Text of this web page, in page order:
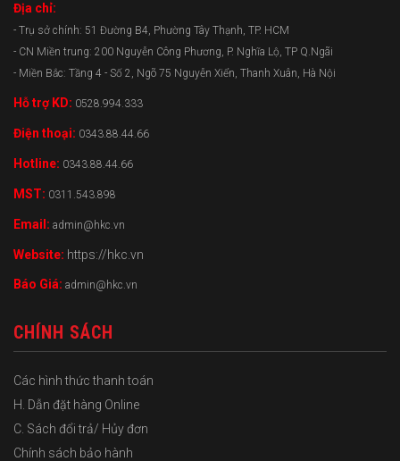
Địa chỉ:
- Trụ sở chính: 51 Đường B4, Phường Tây Thạnh, TP. HCM
- CN Miền trung: 200 Nguyễn Công Phương, P. Nghĩa Lộ, TP Q.Ngãi
- Miền Bắc: Tầng 4 - Số 2, Ngõ 75 Nguyễn Xiển, Thanh Xuân, Hà Nội
Hỗ trợ KD: 0528.994.333
Điện thoại: 0343.88.44.66
Hotline: 0343.88.44.66
MST: 0311.543.898
Email: admin@hkc.vn
Website: https://hkc.vn
Báo Giá: admin@hkc.vn
CHÍNH SÁCH
Các hình thức thanh toán
H. Dẫn đặt hàng Online
C. Sách đổi trả/ Hủy đơn
Chính sách bảo hành